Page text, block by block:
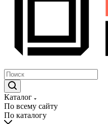
Каталог
По всему сайту
По каталогу